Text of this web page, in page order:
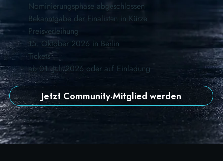
Nominierungsphase abgeschlossen
Bekanntgabe der Finalisten in Kürze
Preisverleihung
15. Oktober 2026 in Berlin
Tickets
ab 01. Juli 2026 oder auf Einladung
Jetzt Community-Mitglied werden